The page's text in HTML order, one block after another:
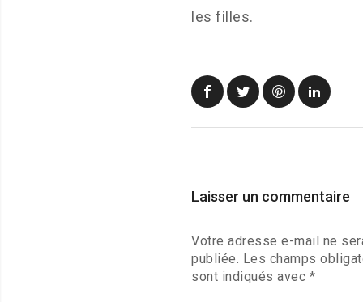
les filles.
Laisser un commentaire
Votre adresse e-mail ne
publiée. Les champs
sont indiqués avec *